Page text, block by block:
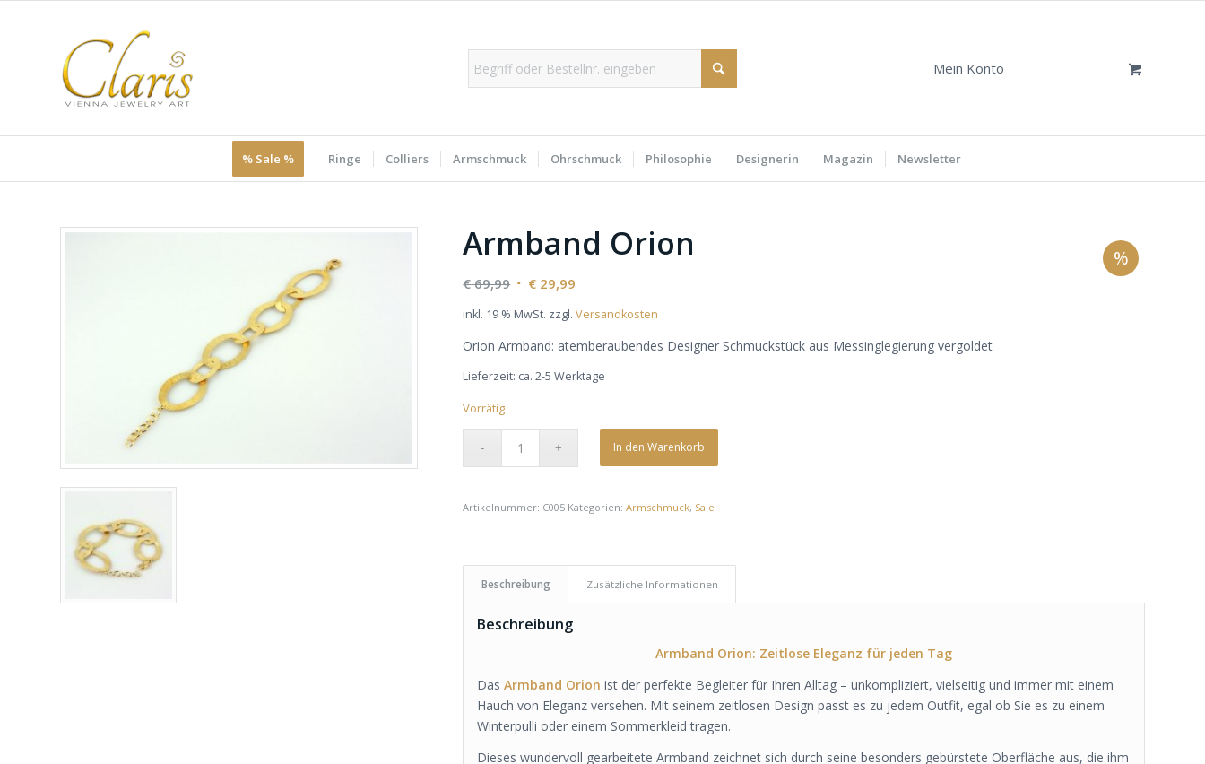
Mein Konto
% Sale % Ringe Colliers Armschmuck Ohrschmuck Philosophie Designerin Magazin Newsletter
%
Armband Orion
€69,99 Ursprünglicher
€ 69,99
€ 29,99
€ 29,99.
inkl. 19 % MwSt. zzgl.Versandkosten
Orion Armband: atemberaubendes Designer Schmuckstück aus Messinglegierung vergoldet
Lieferzeit: ca. 2-5 Werktage
Vorrätig
In den Warenkorb
Artikelnummer: C005 Kategorien:Armschmuck, Sale
Beschreibung Zusätzliche Informationen
Beschreibung
Armband Orion: Zeitlose Eleganz für jeden Tag
DasArmband Orion ist der perfekte Begleiter für Ihren Alltag – unkompliziert, vielseitig und immer mit einem
Hauch von Eleganz versehen. Mit seinem zeitlosen Design passt es zu jedem Outfit, egal ob Sie es zu einem
Winterpulli oder einem Sommerkleid tragen.
Dieses wundervoll gearbeitete Armband zeichnet sich durch seine besonders gebürstete Oberfläche aus, die ihm